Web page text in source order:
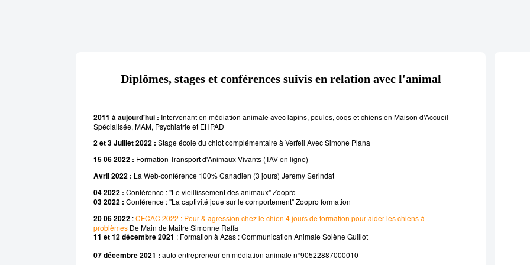
Diplômes, stages et conférences suivis en relation avec l'animal
2011 à aujourd'hui : Intervenant en médiation animale avec lapins, poules, coqs et chiens en Maison d'Accueil
Spécialisée, MAM, Psychiatrieet EHPAD
2 et 3 Juillet 2022 : Stage école du chiot complémentaire à Verfeil Avec Simone Plana
15 06 2022 : Formation Transport d'Animaux Vivants (TAV en ligne)
Avril 2022 : La Web-conférence 100% Canadien (3 jours) Jeremy Serindat
04 2022 : Conférence : "Le vieillissement des animaux" Zoopro
03 2022 : Conférence : "La captivité joue sur le comportement" Zoopro formation
20 06 2022 :CFCAC 2022 : Peur & agression chez le chien 4 jours de formation pour aider les chiens à
problèmes De Main de MaitreSimonne Raffa
11 et 12 décembre 2021 : Formation à Azas :Communication Animale Solène Guillot
07décembre 2021 : auto entrepreneur en médiation animale n°90522887000010